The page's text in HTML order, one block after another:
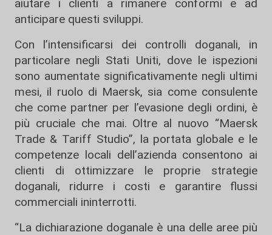
aiutare i clienti a rimanere conformi e ad
anticipare questi sviluppi.
Con l’intensificarsi dei controlli doganali, in
particolare negli Stati Uniti, dove le ispezioni
sono aumentate significativamente negli ultimi
mesi, il ruolo di Maersk, sia come consulente
che come partner per l’evasione degli ordini, è
più cruciale che mai. Oltre al nuovo “Maersk
Trade & Tariff Studio”, la portata globale e le
competenze locali dell’azienda consentono ai
clienti di ottimizzare le proprie strategie
doganali, ridurre i costi e garantire flussi
commerciali ininterrotti.
“La dichiarazione doganale è una delle aree più